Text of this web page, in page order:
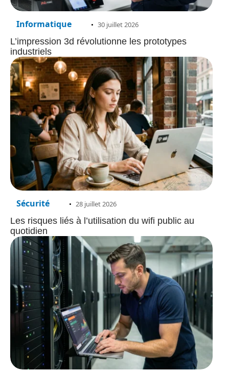
Informatique 30 juillet 2026
L’impression 3d révolutionne les prototypes
industriels
Sécurité 28 juillet 2026
Les risques liés à l’utilisation du wifi public au
quotidien